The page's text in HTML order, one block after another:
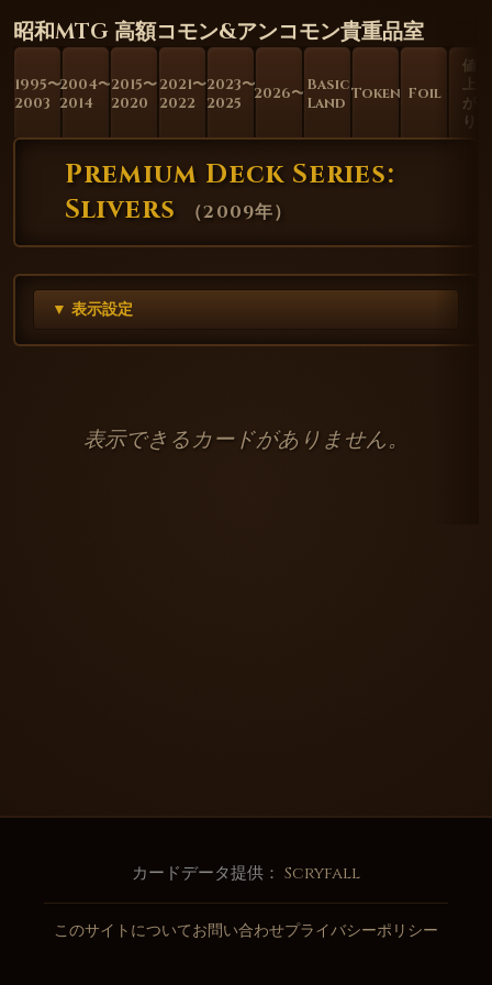
昭和MTG 高額コモン&アンコモン貴重品室
1995〜
2003
2004〜
2014
2015〜
2020
2021〜
2022
2023〜
2025
2026〜 Basic
Land Token Foil
値
上
が
り
Premium Deck Series:
Slivers
（2009年）
▼ 表示設定
表示できるカードがありません。
カードデータ提供： Scryfall
このサイトについてお問い合わせプライバシーポリシー